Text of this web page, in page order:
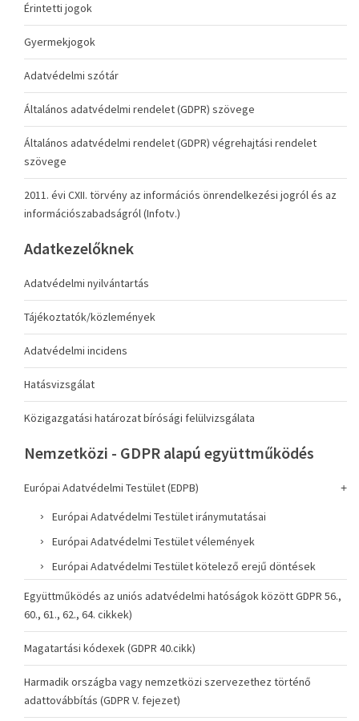
Érintetti jogok
Gyermekjogok
Adatvédelmi szótár
Általános adatvédelmi rendelet (GDPR) szövege
Általános adatvédelmi rendelet (GDPR) végrehajtási rendelet
szövege
2011. évi CXII. törvény az információs önrendelkezési jogról és az
információszabadságról (Infotv.)
Adatkezelőknek
Adatvédelmi nyilvántartás
Tájékoztatók/közlemények
Adatvédelmi incidens
Hatásvizsgálat
Közigazgatási határozat bírósági felülvizsgálata
Nemzetközi - GDPR alapú együttműködés
Európai Adatvédelmi Testület (EDPB)
Európai Adatvédelmi Testület iránymutatásai
Európai Adatvédelmi Testület vélemények
Európai Adatvédelmi Testület kötelező erejű döntések
Együttműködés az uniós adatvédelmi hatóságok között GDPR 56.,
60., 61., 62., 64. cikkek)
Magatartási kódexek (GDPR 40.cikk)
Harmadik országba vagy nemzetközi szervezethez történő
adattovábbítás (GDPR V. fejezet)